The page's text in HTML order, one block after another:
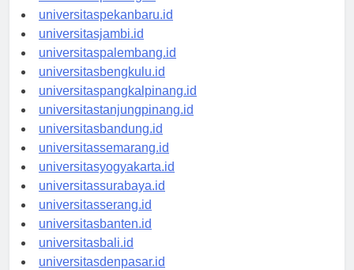
universitaspekanbaru.id
universitasjambi.id
universitaspalembang.id
universitasbengkulu.id
universitaspangkalpinang.id
universitastanjungpinang.id
universitasbandung.id
universitassemarang.id
universitasyogyakarta.id
universitassurabaya.id
universitasserang.id
universitasbanten.id
universitasbali.id
universitasdenpasar.id